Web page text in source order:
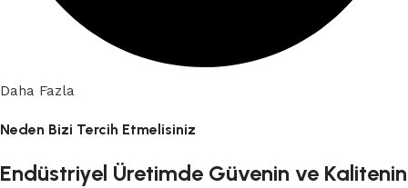
Daha Fazla
Neden Bizi Tercih Etmelisiniz
Endüstriyel Üretimde Güvenin ve Kalitenin